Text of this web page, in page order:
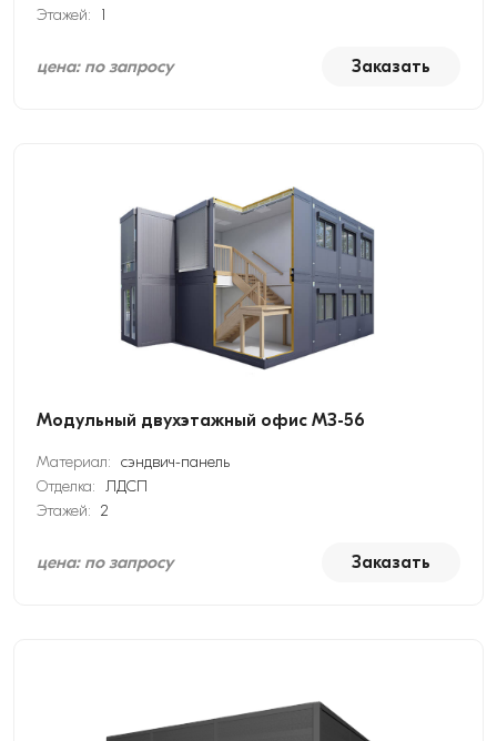
Этажей: 1
цена: по запросу Заказать
Модульный двухэтажный офис МЗ-56
Материал: сэндвич-панель
Отделка: ЛДСП
Этажей: 2
цена: по запросу Заказать